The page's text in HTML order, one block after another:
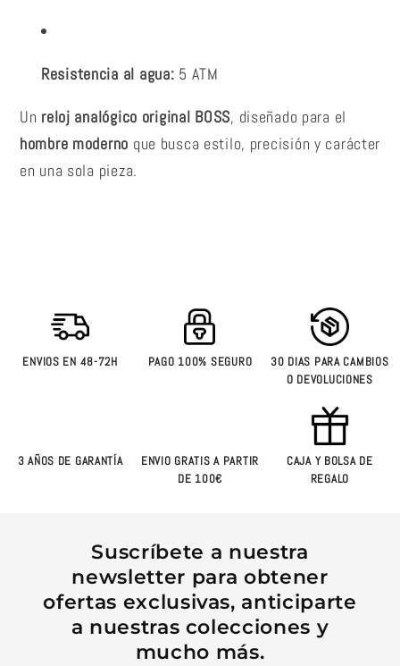
Resistencia al agua: 5 ATM
Un reloj analógico original BOSS, diseñado para el
hombre moderno que busca estilo, precisión y carácter
en una sola pieza.
ENVIOS EN 48-72H PAGO 100% SEGURO
30 DIAS PARA CAMBIOS
O DEVOLUCIONES
3 AÑOS DE GARANTÍA
ENVIO GRATIS A PARTIR
DE 100€
CAJA Y BOLSA DE
REGALO
Suscríbete a nuestra
newsletter para obtener
ofertas exclusivas, anticiparte
a nuestras colecciones y
mucho más.